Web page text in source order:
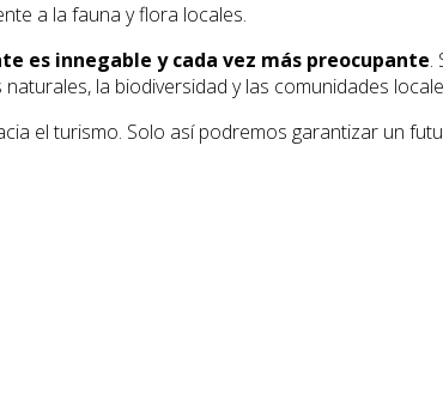
a la fauna y flora locales.
es innegable y cada vez más preocupante.
la biodiversidad y las comunidades
el turismo. Solo así podremos garantizar un